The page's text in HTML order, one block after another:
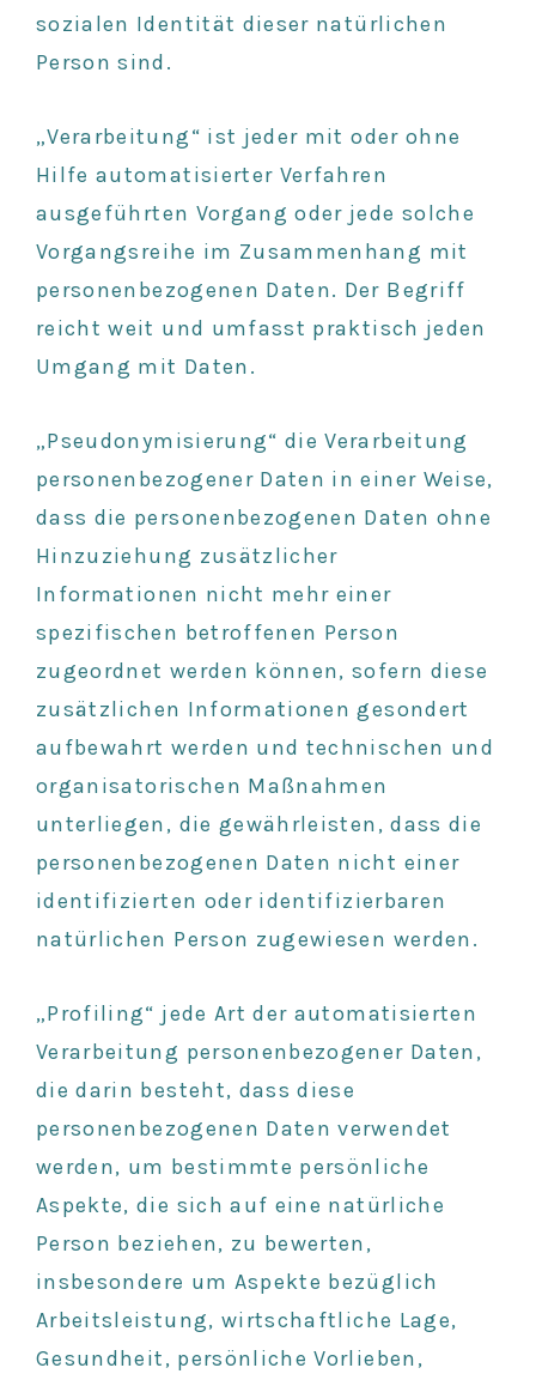
sozialen Identität dieser natürlichen
Person sind.
„Verarbeitung“ ist jeder mit oder ohne
Hilfe automatisierter Verfahren
ausgeführten Vorgang oder jede solche
Vorgangsreihe im Zusammenhang mit
personenbezogenen Daten. Der Begriff
reicht weit und umfasst praktisch jeden
Umgang mit Daten.
„Pseudonymisierung“ die Verarbeitung
personenbezogener Daten in einer Weise,
dass die personenbezogenen Daten ohne
Hinzuziehung zusätzlicher
Informationen nicht mehr einer
spezifischen betroffenen Person
zugeordnet werden können, sofern diese
zusätzlichen Informationen gesondert
aufbewahrt werden und technischen und
organisatorischen Maßnahmen
unterliegen, die gewährleisten, dass die
personenbezogenen Daten nicht einer
identifizierten oder identifizierbaren
natürlichen Person zugewiesen werden.
„Profiling“ jede Art der automatisierten
Verarbeitung personenbezogener Daten,
die darin besteht, dass diese
personenbezogenen Daten verwendet
werden, um bestimmte persönliche
Aspekte, die sich auf eine natürliche
Person beziehen, zu bewerten,
insbesondere um Aspekte bezüglich
Arbeitsleistung, wirtschaftliche Lage,
Gesundheit, persönliche Vorlieben,